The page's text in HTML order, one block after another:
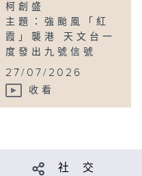
柯創盛
主題：強颱風「紅
霞」襲港 天文台一
度發出九號信號
...
27/07/2026
收看
社 交